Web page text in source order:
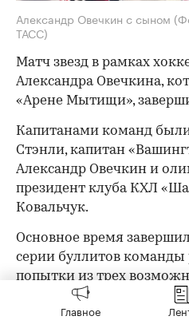
Александр Овечкин с сыном
ТАСС)
Матч звезд в рамках
Александра Овечкина,
«Арене Мытищи»,
Капитанами команд
Стэнли, капитан
Александр Овечкин и
президент клуба КХЛ
Ковальчук.
Основное время
серии буллитов команды
попытки из трех
В составе команды
Главное